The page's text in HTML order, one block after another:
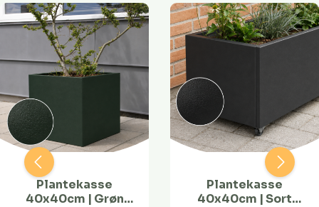
Plantekasse
40x40cm | Grøn
Plantekasse
40x40cm | Sort